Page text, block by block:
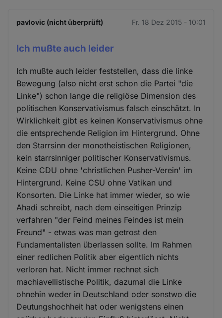
pavlovic (nicht überprüft) Fr. 18 Dez 2015 - 10:01
Ich mußte auch leider
Ich mußte auch leider feststellen, dass die linke
Bewegung (also nicht erst schon die Partei "die
Linke") schon lange die religiöse Dimension des
politischen Konservativismus falsch einschätzt. In
Wirklichkeit gibt es keinen Konservativismus ohne
die entsprechende Religion im Hintergrund. Ohne
den Starrsinn der monotheistischen Religionen,
kein starrsinniger politischer Konservativismus.
Keine CDU ohne 'christlichen Pusher-Verein' im
Hintergrund. Keine CSU ohne Vatikan und
Konsorten. Die Linke hat immer wieder, so wie
Ahadi schreibt, nach dem einseitigen Prinzip
verfahren "der Feind meines Feindes ist mein
Freund" - etwas was man getrost den
Fundamentalisten überlassen sollte. Im Rahmen
einer redlichen Politik aber eigentlich nichts
verloren hat. Nicht immer rechnet sich
machiavellistische Politik, dazumal die Linke
ohnehin weder in Deutschland oder sonstwo die
Deutungshochheit hat oder wenigstens einen